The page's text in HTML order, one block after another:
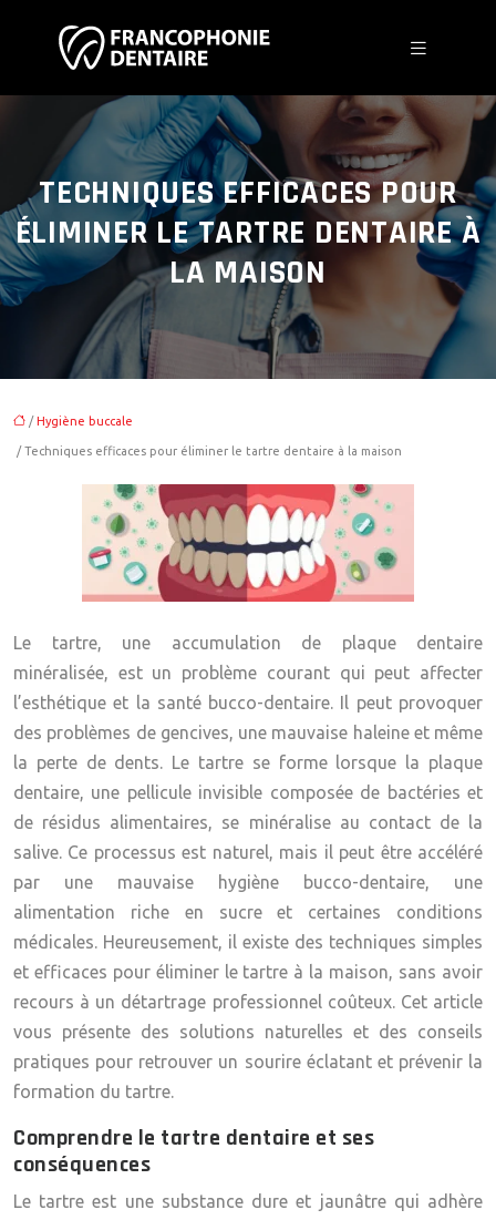
TECHNIQUES EFFICACES POUR
ÉLIMINER LE TARTRE DENTAIRE À
LA MAISON
/Hygiène buccale
/ Techniques efficaces pour éliminer le tartre dentaire à la maison
Le tartre, une accumulation de plaque dentaire
minéralisée, est un problème courant qui peut affecter
l’esthétique et la santé bucco-dentaire. Il peut provoquer
des problèmes de gencives, une mauvaise haleine et même
la perte de dents. Le tartre se forme lorsque la plaque
dentaire, une pellicule invisible composée de bactéries et
de résidus alimentaires, se minéralise au contact de la
salive. Ce processus est naturel, mais il peut être accéléré
par une mauvaise hygiène bucco-dentaire, une
alimentation riche en sucre et certaines conditions
médicales. Heureusement, il existe des techniques simples
et efficaces pour éliminer le tartre à la maison, sans avoir
recours à un détartrage professionnel coûteux. Cet article
vous présente des solutions naturelles et des conseils
pratiques pour retrouver un sourire éclatant et prévenir la
formation du tartre.
Comprendre le tartre dentaire et ses
conséquences
Le tartre est une substance dure et jaunâtre qui adhère